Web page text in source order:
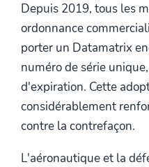
Depuis 2019, tous les
ordonnance
porter un Datamatrix
numéro de série
d'expiration. Cette
considérablement
contre la contrefaçon.
L'aéronautique et la